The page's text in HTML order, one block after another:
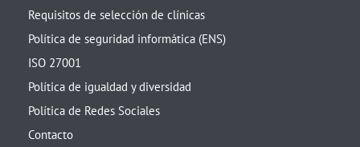
Requisitos de selección de clínicas
Política de seguridad informática (ENS)
ISO 27001
Política de igualdad y diversidad
Política de Redes Sociales
Contacto